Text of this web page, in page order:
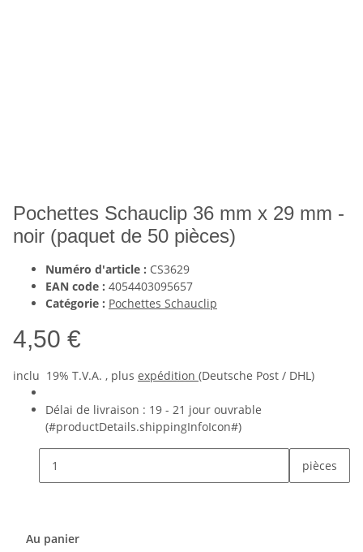
Pochettes Schauclip 36 mm x 29 mm -
noir (paquet de 50 pièces)
Numéro d'article : CS3629
EAN code : 4054403095657
Catégorie : Pochettes Schauclip
4,50 €
inclu 19% T.V.A. , plus expédition (Deutsche Post / DHL)
Délai de livraison : 19 - 21 jour ouvrable
(#productDetails.shippingInfoIcon#)
pièces
Au panier